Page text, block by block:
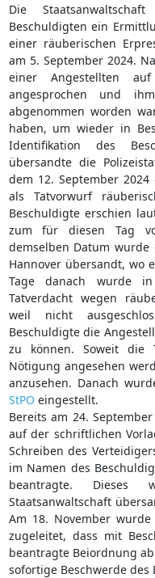
Die
Beschuldigten ein
einer räuberischen
am 5. September 2024.
einer Angestellten
angesprochen und
abgenommen worden
haben, um wieder in
Identifikation des
übersandte die
dem 12. September
als Tatvorwurf
Beschuldigte erschien
zum für diesen Tag
demselben Datum wurde
Hannover übersandt, wo
Tage danach wurde
Tatverdacht wegen
weil nicht
Beschuldigte die
zu können. Soweit die
Nötigung angesehen
anzusehen. Danach
StPO eingestellt.
Bereits am 24.
auf der schriftlichen
Schreiben des
im Namen des
beantragte.
Staatsanwaltschaft
Am 18. November
zugeleitet, dass mit
beantragte Beiordnung
sofortige Beschwerde